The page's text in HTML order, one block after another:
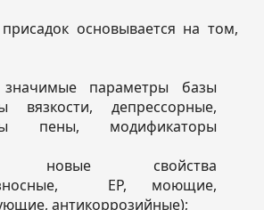
основывается на том,
параметры базы
вязкости, депрессорные,
пены, модификаторы
новые свойства
EP, моющие,
антикоррозийные);